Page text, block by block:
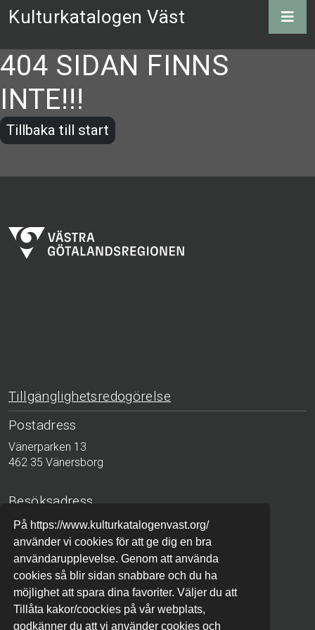
På https://www.kulturkatalogenvast.org/
använder vi cookies för att ge dig en bra
användarupplevelse. Genom att använda
cookies så blir sidan snabbare och du ha
möjlighet att spara dina favoriter. Väljer du att
Tillåta kakor/coockies på vår webplats,
godkänner du att vi använder cookies och
Kulturkatalogen Väst
404 SIDAN FINNS
INTE!!!
Tillbaka till start
Tillgänglighetsredogörelse
Postadress
Vänerparken 13
462 35 Vänersborg
Besöksadress
Bergslagsgatan 2
411 04 Göteborg
Telefon
010-441 42 00 (växel)